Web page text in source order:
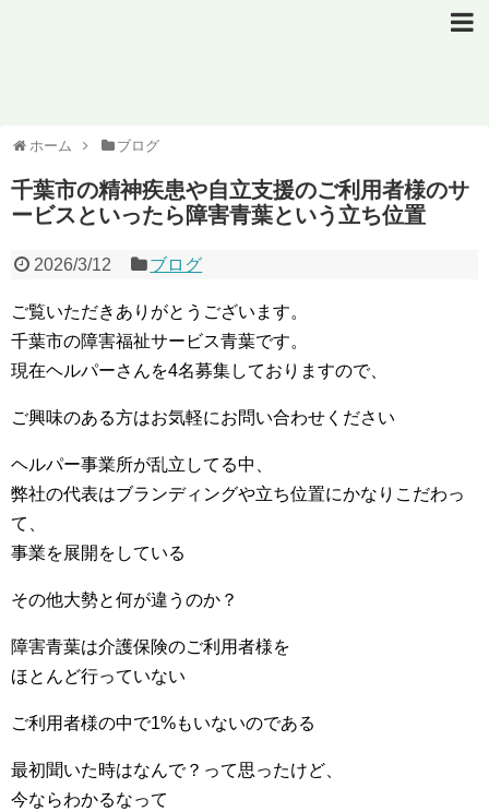
ホーム ブログ
千葉市の精神疾患や自立支援のご利用者様のサ
ービスといったら障害青葉という立ち位置
2026/3/12 ブログ
ご覧いただきありがとうございます。
千葉市の障害福祉サービス青葉です。
現在ヘルパーさんを4名募集しておりますので、
ご興味のある方はお気軽にお問い合わせください
ヘルパー事業所が乱立してる中、
弊社の代表はブランディングや立ち位置にかなりこだわっ
て、
事業を展開をしている
その他大勢と何が違うのか？
障害青葉は介護保険のご利用者様を
ほとんど行っていない
ご利用者様の中で1%もいないのである
最初聞いた時はなんで？って思ったけど、
今ならわかるなって